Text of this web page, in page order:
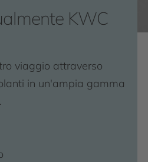
KWC
viaggio attraverso
in un'ampia gamma